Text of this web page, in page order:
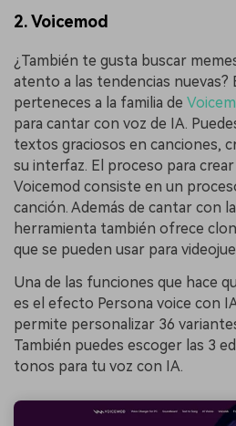
2. Voicemod
¿También te gusta buscar
atento a las tendencias nuevas?
perteneces a la familia de
para cantar con voz de IA.
textos graciosos en canciones,
su interfaz. El proceso para
Voicemod consiste en un
canción. Además de cantar con
herramienta también ofrece
que se pueden usar para
Una de las funciones que hace
es el efecto Persona voice con
permite personalizar 36
También puedes escoger las 3
tonos para tu voz con IA.